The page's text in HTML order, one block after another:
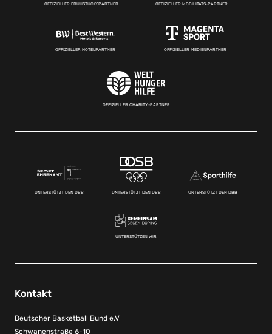
OFFIZIELLER FRÜHSTÜCKSPARTNER OFFIZIELLER MOBILITÄTS-PARTNER
OFFIZIELLER HOTELPARTNER OFFIZIELLER MEDIENPARTNER
OFFIZIELLER CHARITY-PARTNER
UNTERSTÜTZT DEN DBB UNTERSTÜTZT DEN DBB UNTERSTÜTZT DEN DBB
UNTERSTÜTZEN WIR
Kontakt
Deutscher Basketball Bund e.V
Schwanenstraße 6-10